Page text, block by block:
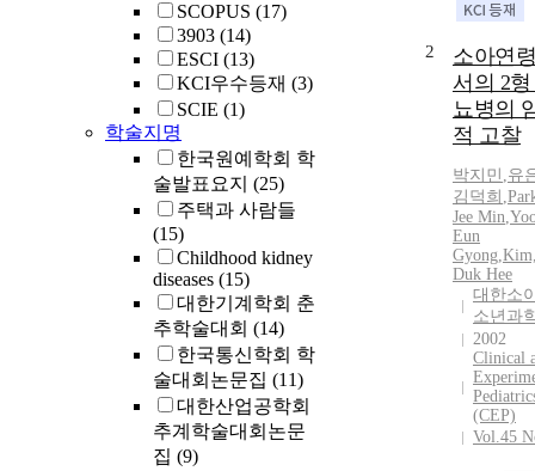
SCOPUS (17)
3903 (14)
ESCI (13)
KCI우수등재 (3)
SCIE (1)
학술지명
한국원예학회 학
술발표요지 (25)
주택과 사람들
(15)
Childhood kidney
diseases (15)
대한기계학회 춘
추학술대회 (14)
한국통신학회 학
술대회논문집 (11)
대한산업공학회
추계학술대회논문
집 (9)
2
소아연
서의 2
뇨병의
적 고찰
박지민 ,유
김덕희 ,
Jee Min,
Eun
Gyong,
Duk Hee
대한소
소년과
2002
Clinical
(CEP)
Vol.45